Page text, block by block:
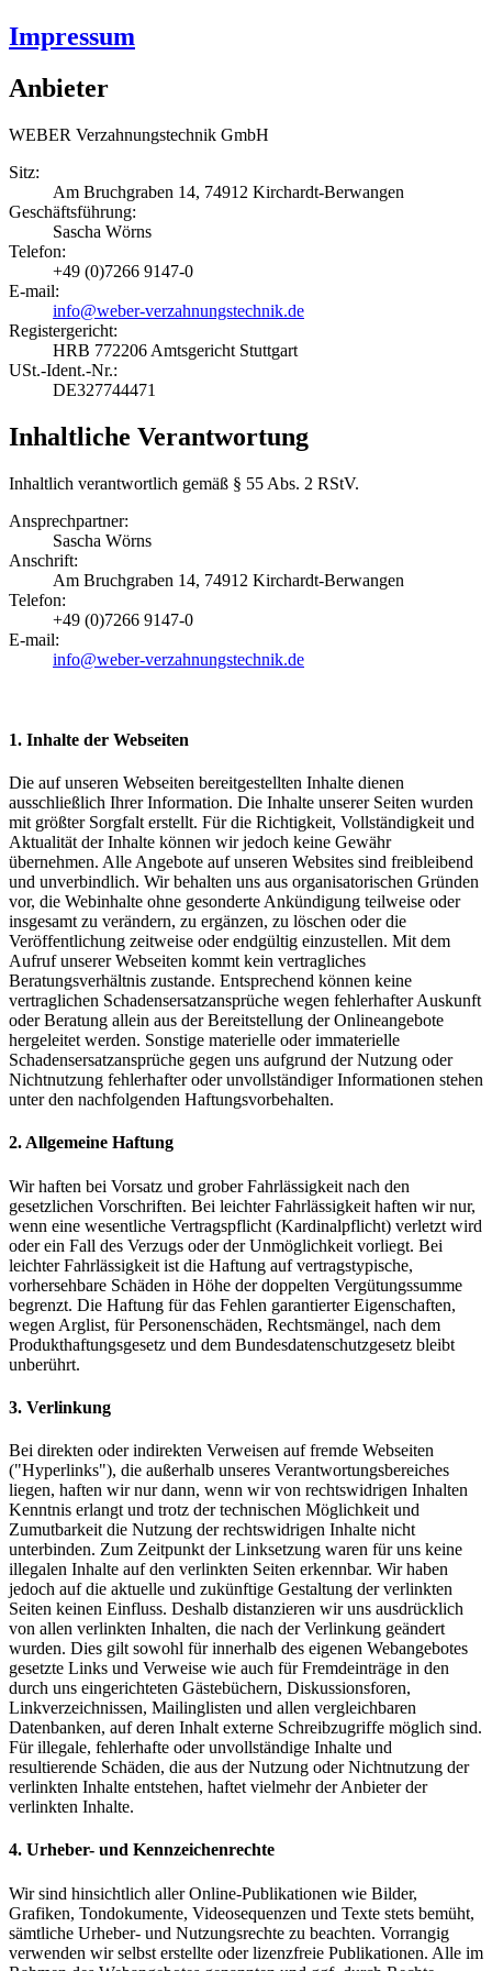
Impressum
Anbieter
WEBER Verzahnungstechnik GmbH
Sitz:
Am Bruchgraben 14, 74912 Kirchardt-Berwangen
Geschäftsführung:
Sascha Wörns
Telefon:
+49 (0)7266 9147-0
E-mail:
info@weber-verzahnungstechnik.de
Registergericht:
HRB 772206 Amtsgericht Stuttgart
USt.-Ident.-Nr.:
DE327744471
Inhaltliche Verantwortung
Inhaltlich verantwortlich gemäß § 55 Abs. 2 RStV.
Ansprechpartner:
Sascha Wörns
Anschrift:
Am Bruchgraben 14, 74912 Kirchardt-Berwangen
Telefon:
+49 (0)7266 9147-0
E-mail:
info@weber-verzahnungstechnik.de
1. Inhalte der Webseiten
Die auf unseren Webseiten bereitgestellten Inhalte dienen
ausschließlich Ihrer Information. Die Inhalte unserer Seiten wurden
mit größter Sorgfalt erstellt. Für die Richtigkeit, Vollständigkeit und
Aktualität der Inhalte können wir jedoch keine Gewähr
übernehmen. Alle Angebote auf unseren Websites sind freibleibend
und unverbindlich. Wir behalten uns aus organisatorischen Gründen
vor, die Webinhalte ohne gesonderte Ankündigung teilweise oder
insgesamt zu verändern, zu ergänzen, zu löschen oder die
Veröffentlichung zeitweise oder endgültig einzustellen. Mit dem
Aufruf unserer Webseiten kommt kein vertragliches
Beratungsverhältnis zustande. Entsprechend können keine
vertraglichen Schadensersatzansprüche wegen fehlerhafter Auskunft
oder Beratung allein aus der Bereitstellung der Onlineangebote
hergeleitet werden. Sonstige materielle oder immaterielle
Schadensersatzansprüche gegen uns aufgrund der Nutzung oder
Nichtnutzung fehlerhafter oder unvollständiger Informationen stehen
unter den nachfolgenden Haftungsvorbehalten.
2. Allgemeine Haftung
Wir haften bei Vorsatz und grober Fahrlässigkeit nach den
gesetzlichen Vorschriften. Bei leichter Fahrlässigkeit haften wir nur,
wenn eine wesentliche Vertragspflicht (Kardinalpflicht) verletzt wird
oder ein Fall des Verzugs oder der Unmöglichkeit vorliegt. Bei
leichter Fahrlässigkeit ist die Haftung auf vertragstypische,
vorhersehbare Schäden in Höhe der doppelten Vergütungssumme
begrenzt. Die Haftung für das Fehlen garantierter Eigenschaften,
wegen Arglist, für Personenschäden, Rechtsmängel, nach dem
Produkthaftungsgesetz und dem Bundesdatenschutzgesetz bleibt
unberührt.
3. Verlinkung
Bei direkten oder indirekten Verweisen auf fremde Webseiten
("Hyperlinks"), die außerhalb unseres Verantwortungsbereiches
liegen, haften wir nur dann, wenn wir von rechtswidrigen Inhalten
Kenntnis erlangt und trotz der technischen Möglichkeit und
Zumutbarkeit die Nutzung der rechtswidrigen Inhalte nicht
unterbinden. Zum Zeitpunkt der Linksetzung waren für uns keine
illegalen Inhalte auf den verlinkten Seiten erkennbar. Wir haben
jedoch auf die aktuelle und zukünftige Gestaltung der verlinkten
Seiten keinen Einfluss. Deshalb distanzieren wir uns ausdrücklich
von allen verlinkten Inhalten, die nach der Verlinkung geändert
wurden. Dies gilt sowohl für innerhalb des eigenen Webangebotes
gesetzte Links und Verweise wie auch für Fremdeinträge in den
durch uns eingerichteten Gästebüchern, Diskussionsforen,
Linkverzeichnissen, Mailinglisten und allen vergleichbaren
Datenbanken, auf deren Inhalt externe Schreibzugriffe möglich sind.
Für illegale, fehlerhafte oder unvollständige Inhalte und
resultierende Schäden, die aus der Nutzung oder Nichtnutzung der
verlinkten Inhalte entstehen, haftet vielmehr der Anbieter der
verlinkten Inhalte.
4. Urheber- und Kennzeichenrechte
Wir sind hinsichtlich aller Online-Publikationen wie Bilder,
Grafiken, Tondokumente, Videosequenzen und Texte stets bemüht,
sämtliche Urheber- und Nutzungsrechte zu beachten. Vorrangig
verwenden wir selbst erstellte oder lizenzfreie Publikationen. Alle im